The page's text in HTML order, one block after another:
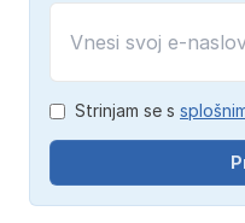
Strinjam se s